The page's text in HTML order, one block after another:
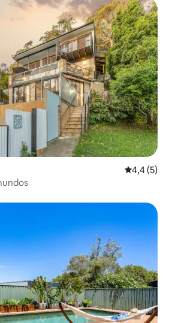
4,4 de
4,4 (5)